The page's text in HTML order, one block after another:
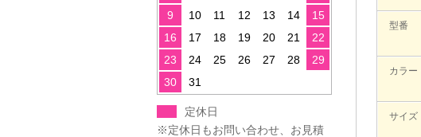
型番
カラー
サイズ
9
10 11 12 13 14
15
16
17 18 19 20 21
22
23
24 25 26 27 28
29
30
31
定休日
※定休日もお問い合わせ、お見積